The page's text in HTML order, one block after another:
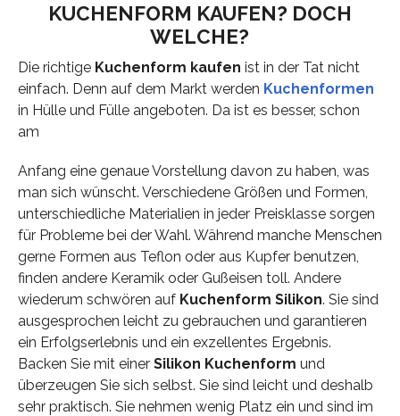
KUCHENFORM KAUFEN? DOCH
WELCHE?
Die richtige Kuchenform kaufen ist in der Tat nicht
einfach. Denn auf dem Markt werden Kuchenformen
in Hülle und Fülle angeboten. Da ist es besser, schon
am
Anfang eine genaue Vorstellung davon zu haben, was
man sich wünscht. Verschiedene Größen und Formen,
unterschiedliche Materialien in jeder Preisklasse sorgen
für Probleme bei der Wahl. Während manche Menschen
gerne Formen aus Teflon oder aus Kupfer benutzen,
finden andere Keramik oder Gußeisen toll. Andere
wiederum schwören auf Kuchenform Silikon. Sie sind
ausgesprochen leicht zu gebrauchen und garantieren
ein Erfolgserlebnis und ein exzellentes Ergebnis.
Backen Sie mit einer Silikon Kuchenform und
überzeugen Sie sich selbst. Sie sind leicht und deshalb
sehr praktisch. Sie nehmen wenig Platz ein und sind im